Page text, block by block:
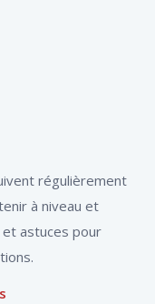
régulièrement
à niveau et
astuces pour